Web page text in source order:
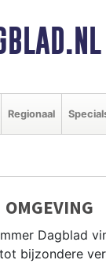
Regionaal
Dagblad
bijzondere